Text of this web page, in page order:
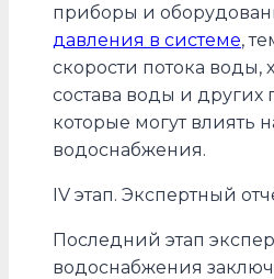
приборы и
давления в системе,
скорости потока воды,
состава воды и других
которые могут влиять
водоснабжения.
IV этап. Экспертный
Последний этап
водоснабжения